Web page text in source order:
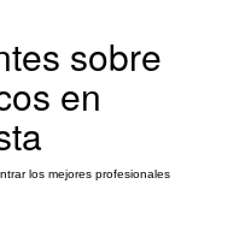
sobre
en
los mejores profesionales